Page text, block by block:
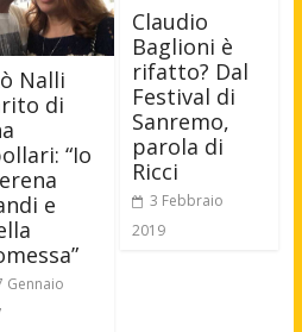
Nalli
di
“Io
e
Gennaio
Claudio
Baglioni è
rifatto? Dal
Festival di
Sanremo,
parola di
Ricci
3 Febbraio
2019